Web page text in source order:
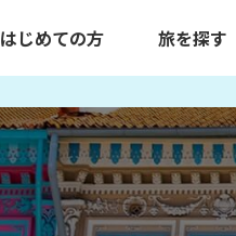
はじめての方 旅を探す